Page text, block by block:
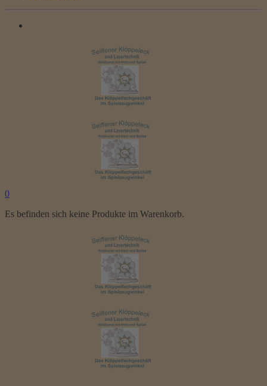
0
Es befinden sich keine Produkte im Warenkorb.